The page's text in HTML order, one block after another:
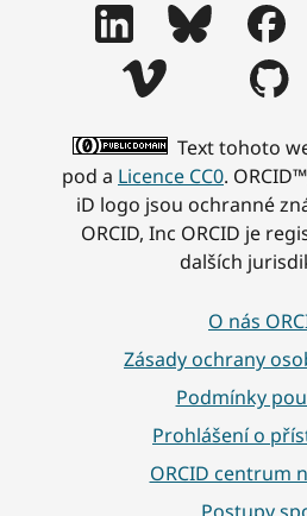
Text tohoto
pod a Licence CC0.
iD logo jsou ochranné
ORCID, Inc ORCID je
dalších
O nás
Zásady ochrany
Podmínky
Prohlášení o
ORCID centrum